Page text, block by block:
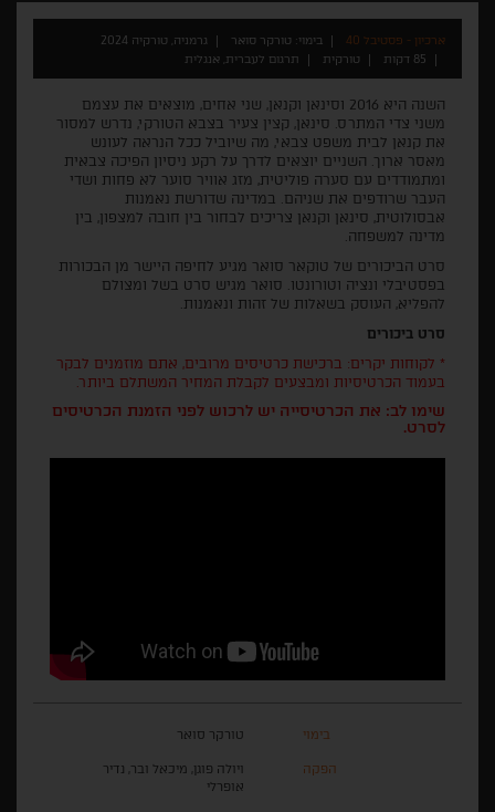
ארכיון - פסטיבל 40 בימוי: טורקר סואר
גרמניה, טורקיה 2024
85 דקות
טורקית תרגום לעברית, אנגלית
השנה היא 2016 וסינאן וקנאן, שני אחים, מוצאים את עצמם
משני צדי המתרס. סינאן, קצין צעיר בצבא הטורקי, נדרש למסור
את קנאן לבית משפט צבאי, מה שיוביל ככל הנראה לעונש
מאסר ארוך. השניים יוצאים לדרך על רקע ניסיון הפיכה צבאית
ומתמודדים עם סערה פוליטית, מזג אוויר סוער לא פחות ושדי
העבר שרודפים את שניהם. במדינה שדורשת נאמנות
אבסולוטית, סינאן וקנאן צריכים לבחור בין חובה למצפון, בין
מדינה למשפחה.
סרט הביכורים של טוקאר סואר מגיע לחיפה היישר מן הבכורות
בפסטיבלי ונציה וטורונטו. סואר מגיש סרט בשל ומצולם
להפליא, העוסק בשאלות של זהות ונאמנות.
סרט ביכורים
* לקוחות יקרים: ברכישת כרטיסים מרובים, אתם מוזמנים לבקר
בעמוד הכרטיסיות ומבצעים לקבלת המחיר המשתלם ביותר.
שימו לב: את הכרטיסייה יש לרכוש לפני הזמנת הכרטיסים
לסרט.
בימוי טורקר סואר
הפקה
ויולה פוגן, מיכאל ובר, נדיר
אופרלי